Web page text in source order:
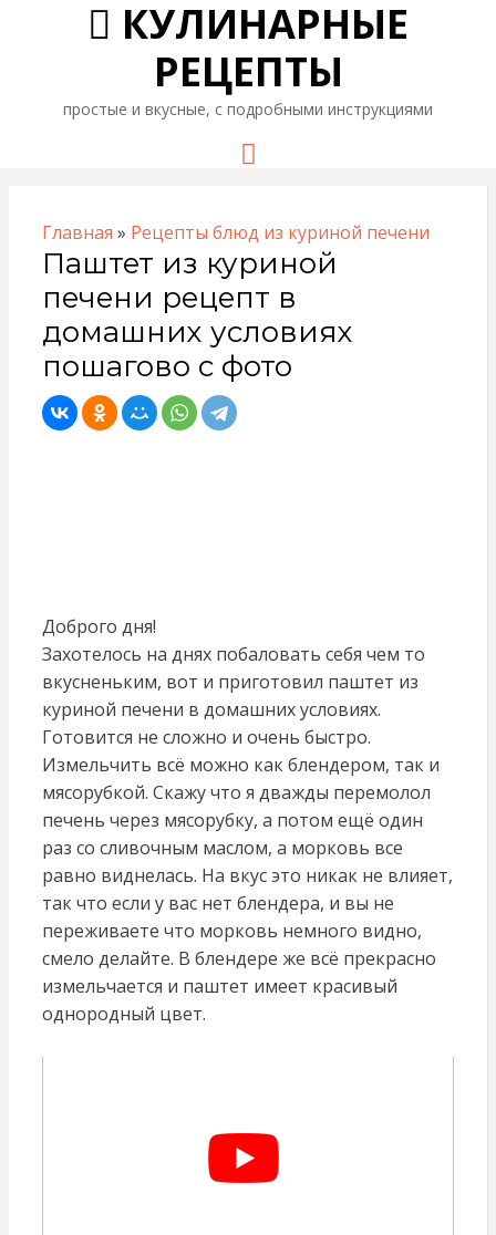
КУЛИНАРНЫЕ
РЕЦЕПТЫ
простые и вкусные, с подробными инструкциями
Главная » Рецепты блюд из куриной печени
Паштет из куриной
печени рецепт в
домашних условиях
пошагово с фото
Доброго дня!
Захотелось на днях побаловать себя чем то
вкусненьким, вот и приготовил паштет из
куриной печени в домашних условиях.
Готовится не сложно и очень быстро.
Измельчить всё можно как блендером, так и
мясорубкой. Скажу что я дважды перемолол
печень через мясорубку, а потом ещё один
раз со сливочным маслом, а морковь все
равно виднелась. На вкус это никак не влияет,
так что если у вас нет блендера, и вы не
переживаете что морковь немного видно,
смело делайте. В блендере же всё прекрасно
измельчается и паштет имеет красивый
однородный цвет.